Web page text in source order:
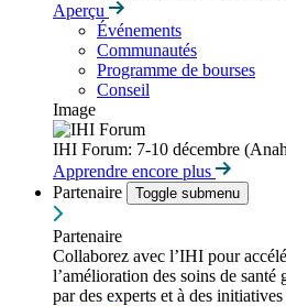
Aperçu
Événements
Communautés
Programme de bourses
Conseil
Image
IHI Forum: 7-10 décembre
Apprendre encore plus
Partenaire
Toggle submenu
Partenaire
Collaborez avec l’IHI pour
l’amélioration des soins de santé
par des experts et à des